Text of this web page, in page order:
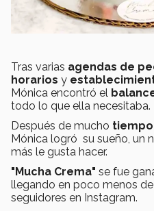
Tras varias agendas de
horarios y
Mónica encontró el
todo lo que ella necesitaba.
Después de mucho
Mónica logró su sueño, un
más le gusta hacer.
"Mucha Crema" se fue
llegando en poco menos
seguidores en Instagram.